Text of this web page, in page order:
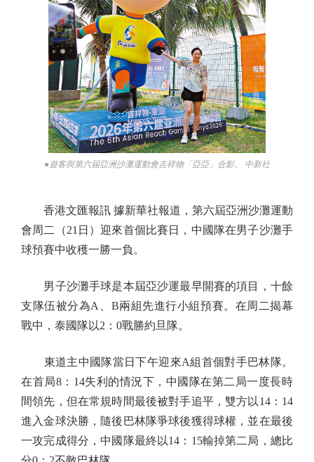
●遊客與第六屆亞洲沙灘運動會吉祥物「亞亞」合影。 中新社
香港文匯報訊 據新華社報道，第六屆亞洲沙灘運動
會周二（21日）迎來首個比賽日，中國隊在男子沙灘手
球預賽中收穫一勝一負。
男子沙灘手球是本屆亞沙運最早開賽的項目，十餘
支隊伍被分為A、B兩組先進行小組預賽。在周二揭幕
戰中，泰國隊以2：0戰勝約旦隊。
東道主中國隊當日下午迎來A組首個對手巴林隊。
在首局8：14失利的情況下，中國隊在第二局一度長時
間領先，但在常規時間最後被對手追平，雙方以14：14
進入金球決勝，隨後巴林隊爭球後獲得球權，並在最後
一攻完成得分，中國隊最終以14：15輸掉第二局，總比